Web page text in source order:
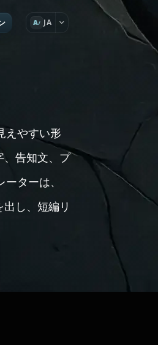
A JA
えやすい形
、告知文、プ
ターは、
し、短編リ